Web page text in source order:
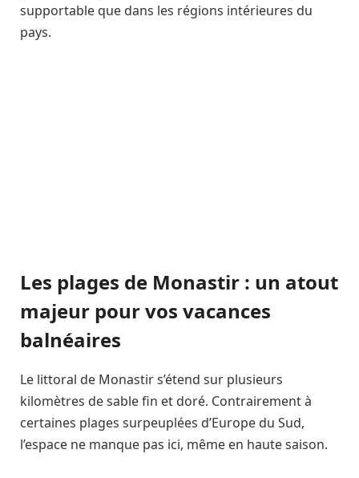
supportable que dans les régions intérieures du
pays.
Les plages de Monastir : un atout
majeur pour vos vacances
balnéaires
Le littoral de Monastir s’étend sur plusieurs
kilomètres de sable fin et doré. Contrairement à
certaines plages surpeuplées d’Europe du Sud,
l’espace ne manque pas ici, même en haute saison.